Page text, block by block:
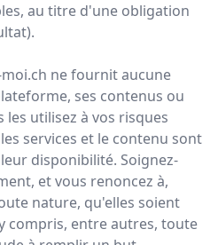
au titre d'une obligation
ne fournit aucune
ses contenus ou
les utilisez à vos risques
services et le contenu sont
disponibilité. Soignez-
et vous renoncez à,
nature, qu'elles soient
compris, entre autres, toute